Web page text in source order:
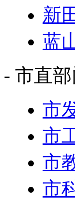
新
蓝
- 市直
市
市
市
市